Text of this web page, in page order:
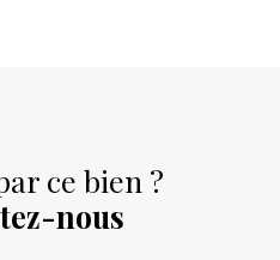
ce bien ?
nous